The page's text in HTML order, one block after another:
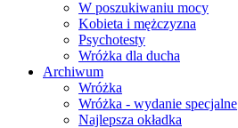
W poszukiwaniu mocy
Kobieta i mężczyzna
Psychotesty
Wróżka dla ducha
Archiwum
Wróżka
Wróżka - wydanie specjalne
Najlepsza okładka